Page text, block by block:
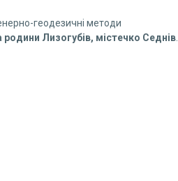
геодезичні методи
родини Лизогубів, містечко Седнів